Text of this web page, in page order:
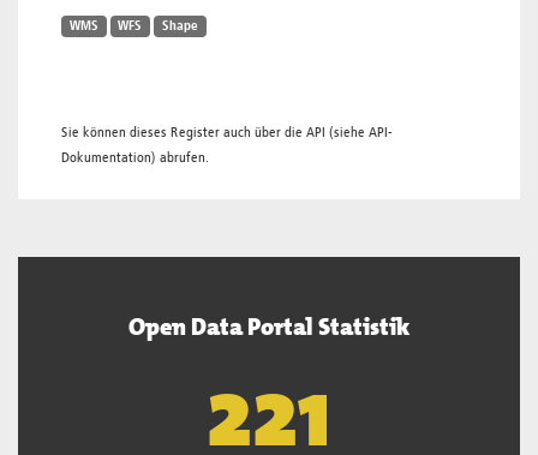
WMS WFS Shape
Sie können dieses Register auch über die API (siehe API-
Dokumentation) abrufen.
Open Data Portal Statistik
222